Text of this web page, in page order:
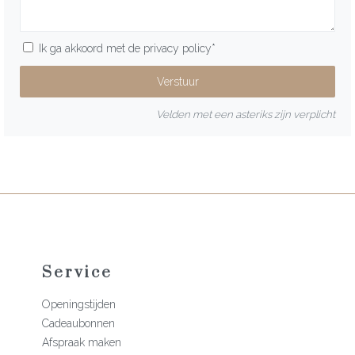
Ik ga akkoord met de privacy policy*
Velden met een asteriks zijn verplicht
Service
Openingstijden
Cadeaubonnen
Afspraak maken